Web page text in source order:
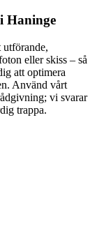
Haninge
utförande,
eller skiss – så
att optimera
Använd vårt
vi svarar
trappa.